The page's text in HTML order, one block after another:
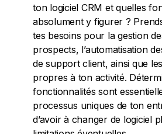
ton logiciel CRM et quelles
absolument y figurer ?
tes besoins pour la gestion
prospects, l’automatisation
de support client, ainsi que
propres à ton activité.
fonctionnalités sont
processus uniques de ton
d’avoir à changer de logiciel